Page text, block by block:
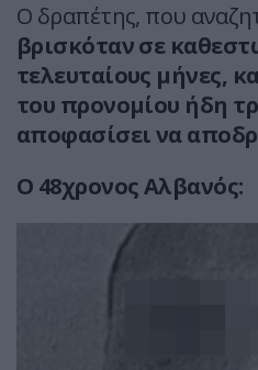
Ο δραπέτης, που
βρισκόταν σε
τελευταίους μήνες,
του προνομίου ήδη
αποφασίσει να
Ο 48χρονος Αλβανός: